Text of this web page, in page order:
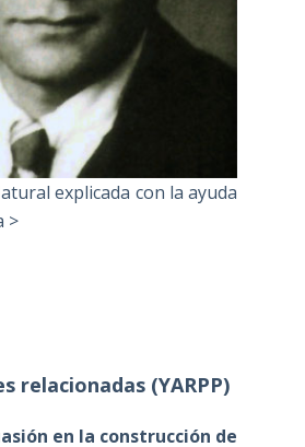
explicada con la ayuda
>
relacionadas (YARPP)
en la construcción de